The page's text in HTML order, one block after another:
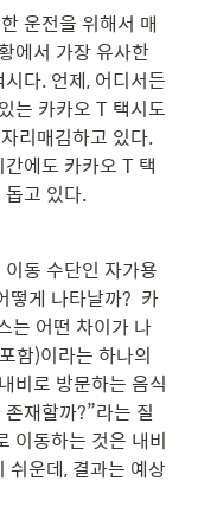
운전을 위해서 매
에서 가장 유사한
다. 언제, 어디서든
는 카카오 T 택시도
리매김하고 있다.
에도 카카오 T 택
고 있다.
동 수단인 자가용
떻게 나타날까?  카
는 어떤 차이가 나
함)이라는 하나의
비로 방문하는 음식
재할까?”라는 질
이동하는 것은 내비
쉬운데, 결과는 예상